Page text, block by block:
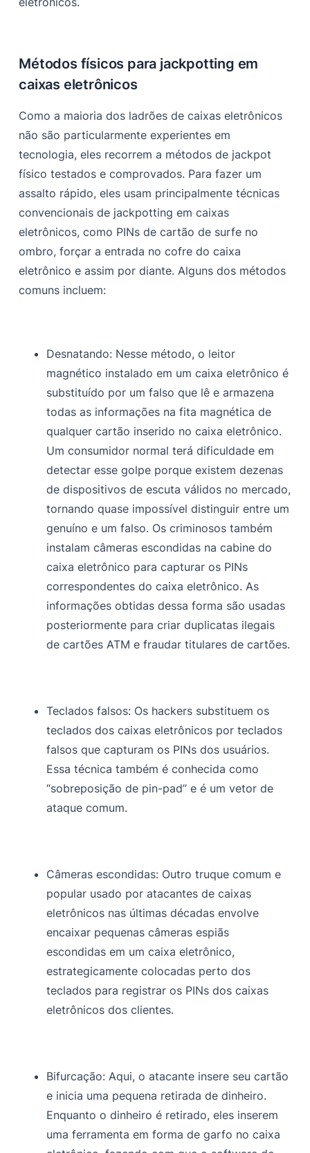
Métodos físicos para jackpotting em
caixas eletrônicos
Como a maioria dos ladrões de caixas eletrônicos
não são particularmente experientes em
tecnologia, eles recorrem a métodos de jackpot
físico testados e comprovados. Para fazer um
assalto rápido, eles usam principalmente técnicas
convencionais de jackpotting em caixas
eletrônicos, como PINs de cartão de surfe no
ombro, forçar a entrada no cofre do caixa
eletrônico e assim por diante. Alguns dos métodos
comuns incluem:
Desnatando: Nesse método, o leitor
magnético instalado em um caixa eletrônico é
substituído por um falso que lê e armazena
todas as informações na fita magnética de
qualquer cartão inserido no caixa eletrônico.
Um consumidor normal terá dificuldade em
detectar esse golpe porque existem dezenas
de dispositivos de escuta válidos no mercado,
tornando quase impossível distinguir entre um
genuíno e um falso. Os criminosos também
instalam câmeras escondidas na cabine do
caixa eletrônico para capturar os PINs
correspondentes do caixa eletrônico. As
informações obtidas dessa forma são usadas
posteriormente para criar duplicatas ilegais
de cartões ATM e fraudar titulares de cartões.
Teclados falsos: Os hackers substituem os
teclados dos caixas eletrônicos por teclados
falsos que capturam os PINs dos usuários.
Essa técnica também é conhecida como
“sobreposição de pin-pad” e é um vetor de
ataque comum.
Câmeras escondidas: Outro truque comum e
popular usado por atacantes de caixas
eletrônicos nas últimas décadas envolve
encaixar pequenas câmeras espiãs
escondidas em um caixa eletrônico,
estrategicamente colocadas perto dos
teclados para registrar os PINs dos caixas
eletrônicos dos clientes.
Bifurcação: Aqui, o atacante insere seu cartão
e inicia uma pequena retirada de dinheiro.
Enquanto o dinheiro é retirado, eles inserem
uma ferramenta em forma de garfo no caixa